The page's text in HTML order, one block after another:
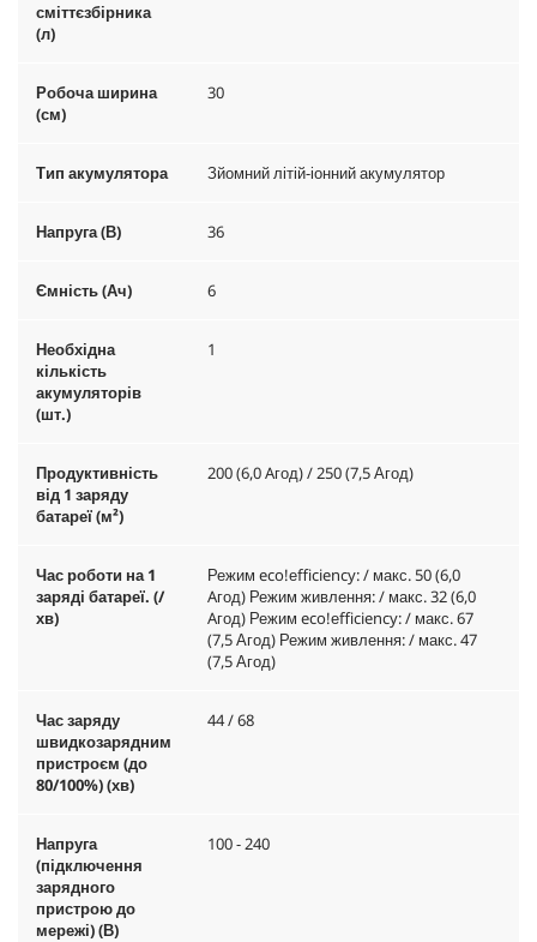
сміттєзбірника
(л)
Робоча ширина
(см)
30
Тип акумулятора Зйомний літій-іонний акумулятор
Напруга (В) 36
Ємність (Ач) 6
Необхідна
кількість
акумуляторів
(шт.)
1
Продуктивність
від 1 заряду
батареї (м²)
200 (6,0 Aгод) / 250 (7,5 Агод)
Час роботи на 1
заряді батареї. (/
хв)
Режим eco!еfficiency: / макс. 50 (6,0
Aгод) Режим живлення: / макс. 32 (6,0
Aгод) Режим eco!еfficiency: / макс. 67
(7,5 Агод) Режим живлення: / макс. 47
(7,5 Агод)
Час заряду
швидкозарядним
пристроєм (до
80/100%) (хв)
44 / 68
Напруга
(підключення
зарядного
пристрою до
мережі) (В)
100 - 240